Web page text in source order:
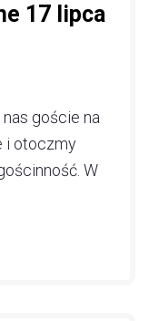
17 lipca
goście na
i otoczmy
W